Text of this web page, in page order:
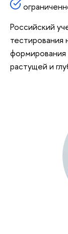
Российский
тестирования
формирования
растущей и